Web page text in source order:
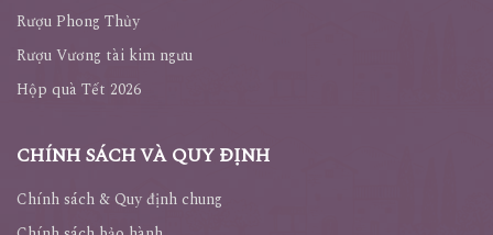
Rượu Phong Thủy
Rượu Vương tài kim ngưu
Hộp quà Tết 2026
CHÍNH SÁCH VÀ QUY ĐỊNH
Chính sách & Quy định chung